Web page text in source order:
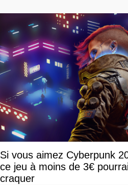
Si vous aimez Cyberpunk
ce jeu à moins de 3€
craquer